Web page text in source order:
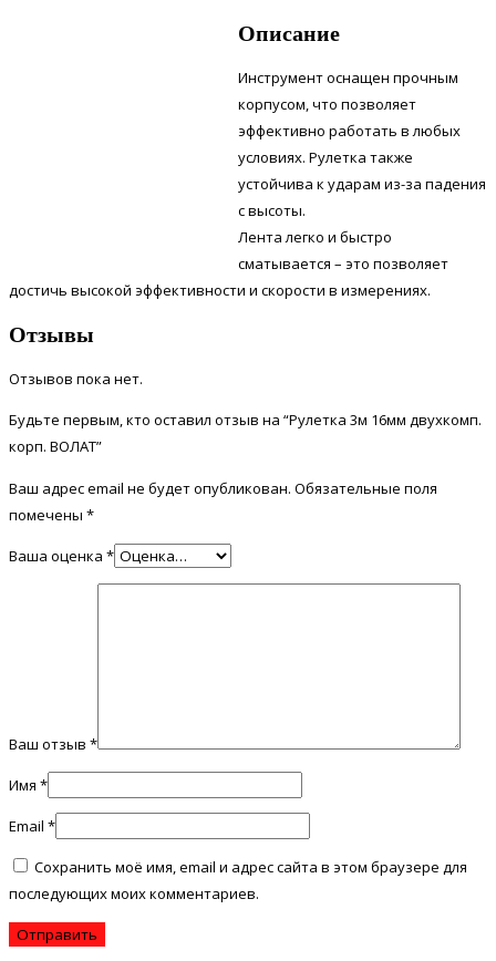
Описание
Инструмент оснащен прочным
корпусом, что позволяет
эффективно работать в любых
условиях. Рулетка также
устойчива к ударам из-за падения
с высоты.
Лента легко и быстро
сматывается – это позволяет
достичь высокой эффективности и скорости в измерениях.
Отзывы
Отзывов пока нет.
Будьте первым, кто оставил отзыв на “Рулетка 3м 16мм двухкомп.
корп. ВОЛАТ”
Ваш адрес email не будет опубликован. Обязательные поля
помечены *
Ваша оценка *
Ваш отзыв *
Имя *
Email *
Сохранить моё имя, email и адрес сайта в этом браузере для
последующих моих комментариев.